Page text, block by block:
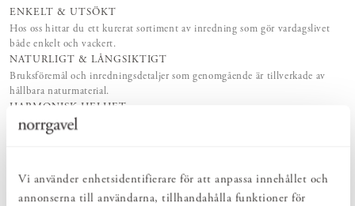
Vi använder enhetsidentifierare för att anpassa innehållet och
annonserna till användarna, tillhandahålla funktioner för
ENKELT & UTSÖKT
Hos oss hittar du ett kurerat sortiment av inredning som gör vardagslivet
både enkelt och vackert.
NATURLIGT & LÅNGSIKTIGT
Bruksföremål och inredningsdetaljer som genomgående är tillverkade av
hållbara naturmaterial.
HARMONISK HELHET
Inredningsdetaljer som kompletterar möblerna och skapar en harmonisk
PRODUKTBESKRIVNING